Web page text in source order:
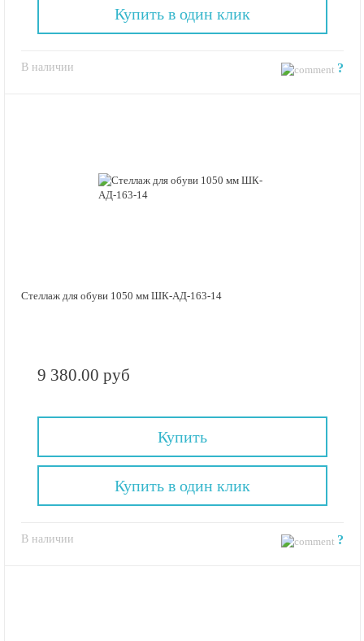
В наличии ?
Купить в один клик
Стеллаж для обуви 1050 мм ШК-АД-163-14
9 380.00 руб
Купить
В наличии ?
Купить в один клик